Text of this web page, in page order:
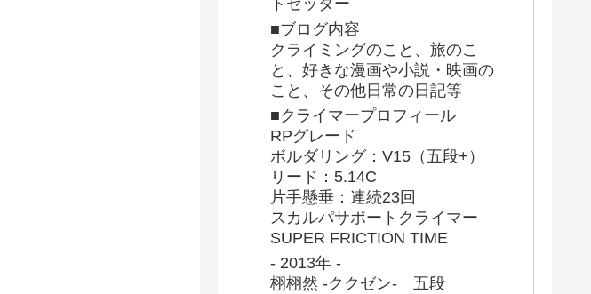
トセッター
■ブログ内容
クライミングのこと、旅のこ
と、好きな漫画や小説・映画の
こと、その他日常の日記等
■クライマープロフィール
RPグレード
ボルダリング：V15（五段+）
リード：5.14C
片手懸垂：連続23回
スカルパサポートクライマー
SUPER FRICTION TIME
- 2013年 -
栩栩然 -ククゼン- 五段